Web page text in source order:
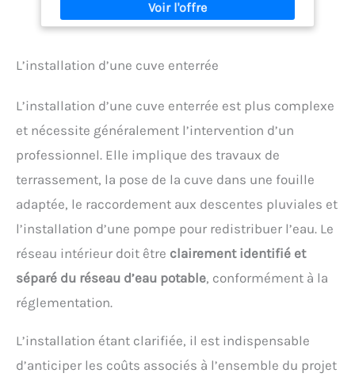
aspect moderne. Longueur : 56 cm, largeur : 60 cm,
hauteur : 118 cm PLANTABLE- La jardinière
seulement c'est pratique, mais c'est aussi très
eau de pluie à eau est en plastique et est résistant
au gel et aux UV. Toujours vider l'eau pour
l'hivernage. 2 RACCORDEMENT - le récupérateur d
robinet/tuyaux d'eau de 3/4 ". Les tonneaux d’eau
de pluie sont livrés en ensemble avec un robinet et
une jardinière. cuve eau de fabriqué en Europe.
L’installation d’une cuve enterrée
L’installation d’une cuve enterrée est plus complexe
et nécessite généralement l’intervention d’un
professionnel. Elle implique des travaux de
terrassement, la pose de la cuve dans une fouille
adaptée, le raccordement aux descentes pluviales et
l’installation d’une pompe pour redistribuer l’eau. Le
réseau intérieur doit être clairement identifié et
séparé du réseau d’eau potable, conformément à la
réglementation.
L’installation étant clarifiée, il est indispensable
d’anticiper les coûts associés à l’ensemble du projet